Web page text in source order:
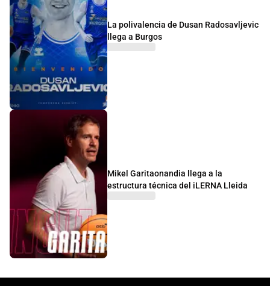
La polivalencia de Dusan Radosavljevic
llega a Burgos
Mikel Garitaonandia llega a la
estructura técnica del iLERNA Lleida